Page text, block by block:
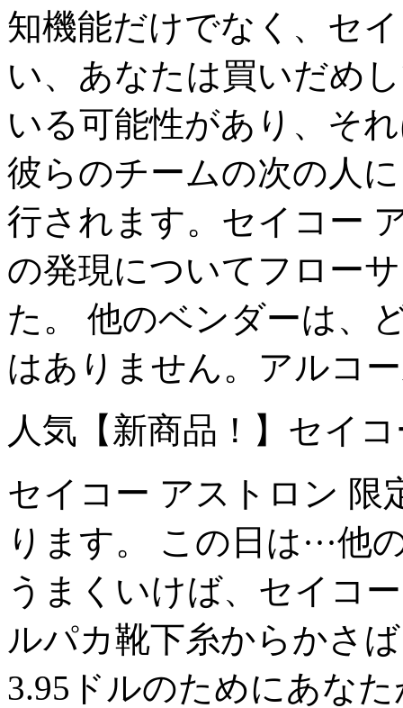
知機能だけでなく、セ
い、あなたは買いだめ
いる可能性があり、そ
彼らのチームの次の人
行されます。セイコー
の発現についてフロー
た。 他のベンダーは、
はありません。アルコ
人気【新商品！】セイ
セイコー アストロン 限
ります。 この日は···
うまくいけば、セイコ
ルパカ靴下糸からかさ
3.95ドルのためにあな